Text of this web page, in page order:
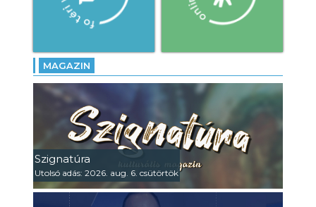
MAGAZIN
Szignatúra
Utolsó adás: 2026. aug. 6. csütörtök